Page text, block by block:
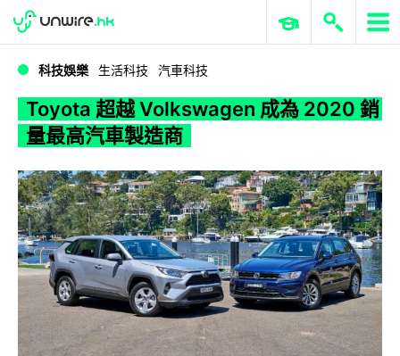
WWDC 2026 ERP 與商業 AI
科技娛樂 生活科技 汽車科技
Toyota 超越 Volkswagen 成為 2020 銷
量最高汽車製造商